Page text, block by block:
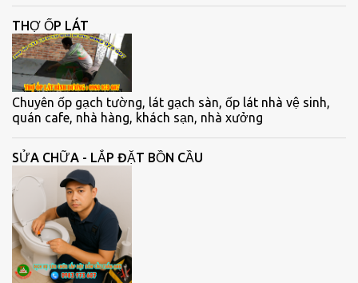
THỢ ỐP LÁT
Chuyên ốp gạch tường, lát gạch sàn, ốp lát nhà vệ sinh,
quán cafe, nhà hàng, khách sạn, nhà xưởng
SỬA CHỮA - LẮP ĐẶT BỒN CẦU